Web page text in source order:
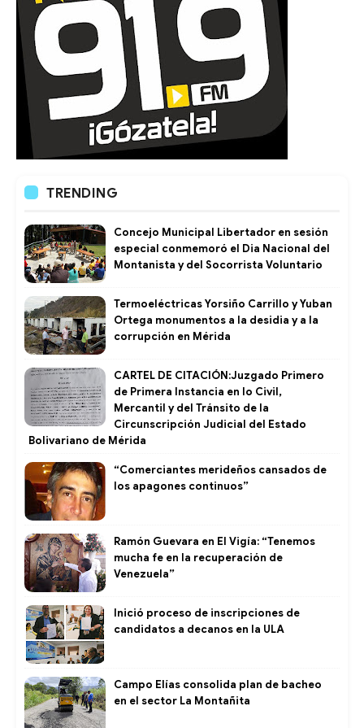
TRENDING
Concejo Municipal Libertador en sesión
especial conmemoró el Dia Nacional del
Montanista y del Socorrista Voluntario
Termoeléctricas Yorsiño Carrillo y Yuban
Ortega monumentos a la desidia y a la
corrupción en Mérida
CARTEL DE CITACIÓN:Juzgado Primero
de Primera Instancia en lo Civil,
Mercantil y del Tránsito de la
Circunscripción Judicial del Estado
Bolivariano de Mérida
“Comerciantes merideños cansados de
los apagones continuos”
Ramón Guevara en El Vigía: “Tenemos
mucha fe en la recuperación de
Venezuela”
Inició proceso de inscripciones de
candidatos a decanos en la ULA
Campo Elías consolida plan de bacheo
en el sector La Montañita